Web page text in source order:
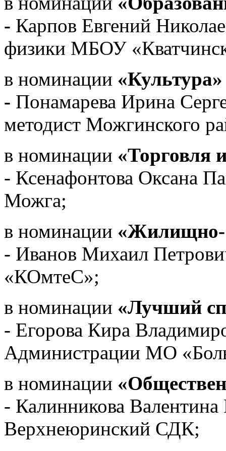
- Карпов Евгений
физики МБОУ
в номинации «Культура»
- Понамарева Ирина
методист Можгинского
в номинации «Торговля
- Ксенафонтова Оксана
Можга;
в номинации «Жилищно-
- Иванов Михаил
«КОмтеС»;
в номинации «Лучший
- Егорова Кира
Администрации МО
в номинации
- Калинникова Валентина
Верхнеюринский СДК;